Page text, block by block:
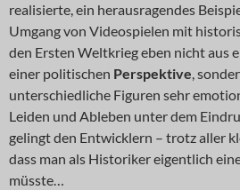
realisierte, ein herausragendes
Umgang von Videospielen mit
den Ersten Weltkrieg eben nicht aus
einer politischen Perspektive,
unterschiedliche Figuren sehr
Leiden und Ableben unter dem
gelingt den Entwicklern – trotz aller
dass man als Historiker eigentlich
müsste…